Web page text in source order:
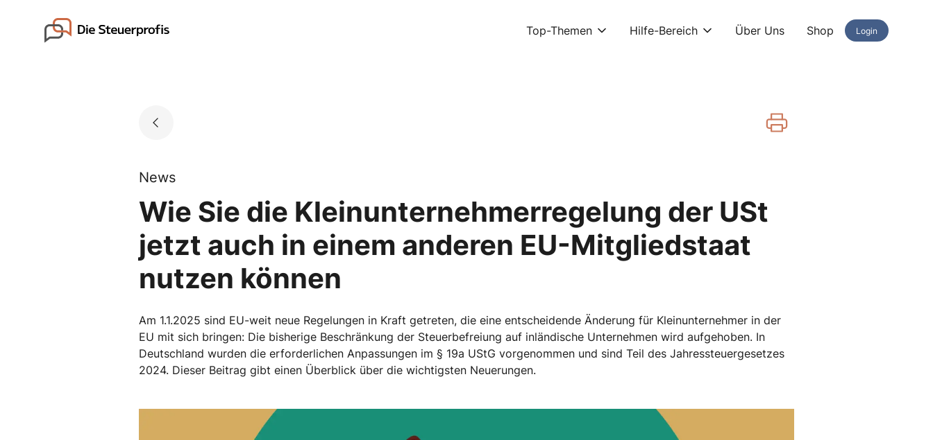
Go to landing page. Top-Themen Hilfe-Bereich Über Uns Shop Login
News
Wie Sie die Kleinunternehmerregelung der USt
jetzt auch in einem anderen EU-Mitgliedstaat
nutzen können
Am 1.1.2025 sind EU-weit neue Regelungen in Kraft getreten, die eine entscheidende Änderung für Kleinunternehmer in der
EU mit sich bringen: Die bisherige Beschränkung der Steuerbefreiung auf inländische Unternehmen wird aufgehoben. In
Deutschland wurden die erforderlichen Anpassungen im § 19a UStG vorgenommen und sind Teil des Jahressteuergesetzes
2024. Dieser Beitrag gibt einen Überblick über die wichtigsten Neuerungen.